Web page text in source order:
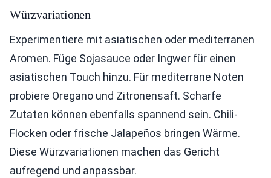
Würzvariationen
Experimentiere mit asiatischen oder mediterranen
Aromen. Füge Sojasauce oder Ingwer für einen
asiatischen Touch hinzu. Für mediterrane Noten
probiere Oregano und Zitronensaft. Scharfe
Zutaten können ebenfalls spannend sein. Chili-
Flocken oder frische Jalapeños bringen Wärme.
Diese Würzvariationen machen das Gericht
aufregend und anpassbar.